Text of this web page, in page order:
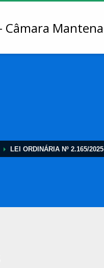
LEI ORDINÁRIA Nº 2.165/2025